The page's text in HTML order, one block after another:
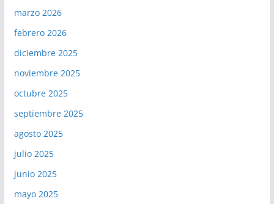
marzo 2026
febrero 2026
diciembre 2025
noviembre 2025
octubre 2025
septiembre 2025
agosto 2025
julio 2025
junio 2025
mayo 2025